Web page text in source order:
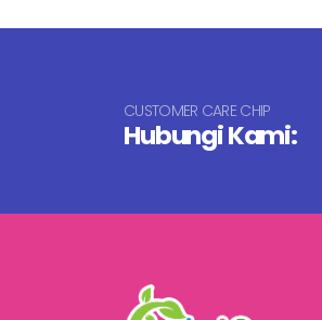
CUSTOMER CARE CHIP
Hubungi Kami: